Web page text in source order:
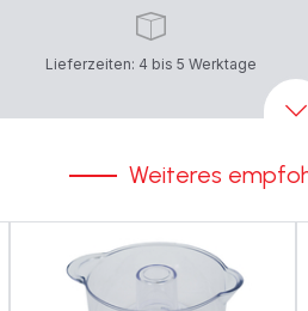
Lieferzeiten: 4 bis 5 Werktage
Weiteres